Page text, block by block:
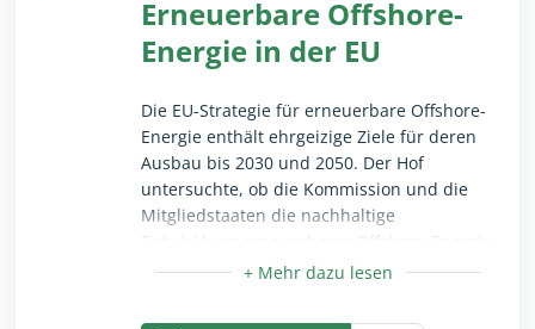
ermittelte Schwachstellen zu beheben, bei
künftigen städtischen
Demonstrationsprojekten die
Nachbildung von im Rahmen des
Leuchtturmprogramms entwickelten
Lösungen zu bewerten und die
Koordinierung des Leuchtturmprogramms
mit der Mission zu verstärken.
Erneuerbare Offshore-
Energie in der EU
Die EU-Strategie für erneuerbare Offshore-
Energie enthält ehrgeizige Ziele für deren
Ausbau bis 2030 und 2050. Der Hof
untersuchte, ob die Kommission und die
Mitgliedstaaten die nachhaltige
Entwicklung erneuerbarer Offshore-Energie
gefördert haben. Er stellte fest, dass diese
Kommission und der Mitgliedstaaten zwar